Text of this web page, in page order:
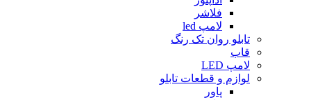
فلاشر
لامپ led
تابلو روان تک رنگ
قاب
لامپ LED
لوازم و قطعات تابلو
پاور